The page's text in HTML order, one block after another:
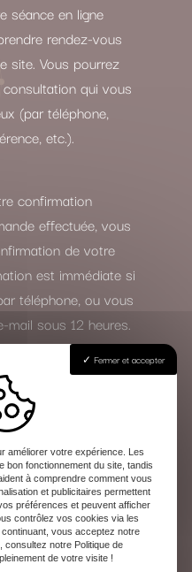
séance en ligne
rendez-vous
site. Vous pourrez
qui vous
(par téléphone,
etc.).
confirmation
effectuée, vous
de votre
est immédiate si
téléphone, ou vous
mail sous 12 heures.
règlement
s’effectue
une fois le
Les instructions de
communiquées avec
la même qualité
où que vous soyez.
Fermer et accepter
améliorer votre expérience. Les
bon fonctionnement du site, tandis
à comprendre comment vous
et publicitaires permettent
préférences et peuvent afficher
contrôlez vos cookies via les
vous acceptez notre
consultez notre Politique de
de votre visite !